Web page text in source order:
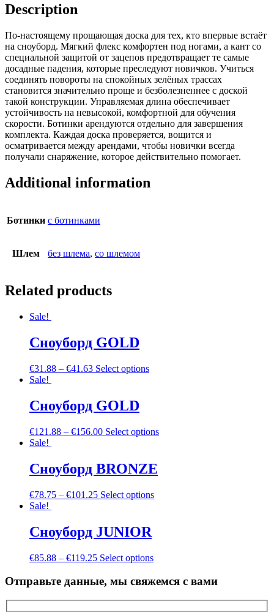
Description
По-настоящему прощающая доска для тех, кто впервые встаёт
на сноуборд. Мягкий флекс комфортен под ногами, а кант со
специальной защитой от зацепов предотвращает те самые
досадные падения, которые преследуют новичков. Учиться
соединять повороты на спокойных зелёных трассах
становится значительно проще и безболезненнее с доской
такой конструкции. Управляемая длина обеспечивает
устойчивость на невысокой, комфортной для обучения
скорости. Ботинки арендуются отдельно для завершения
комплекта. Каждая доска проверяется, вощится и
осматривается между арендами, чтобы новички всегда
получали снаряжение, которое действительно помогает.
Additional information
Ботинки с ботинками
Шлем без шлема, со шлемом
Related products
Sale!
Сноуборд GOLD
€31.88 – €41.63 Select options
Sale!
Сноуборд GOLD
€121.88 – €156.00 Select options
Sale!
Сноуборд BRONZE
€78.75 – €101.25 Select options
Sale!
Сноуборд JUNIOR
€85.88 – €119.25 Select options
Отправьте данные, мы свяжемся с вами